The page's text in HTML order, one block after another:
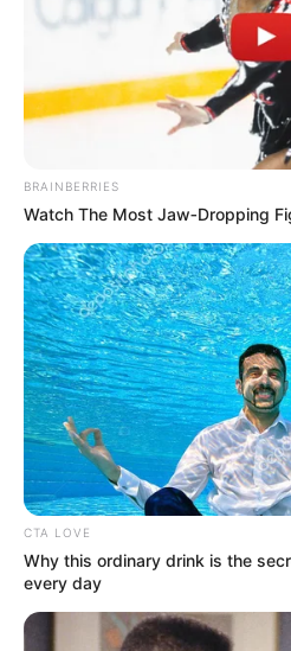
Email address:
Όλα τα κείμενα και οι εικόνες
ΝΙΚΟΛΑΟΣ ΑΝΑΞΙΜΑΝΔΡΟΣ.
αναδημοσίευση και η
γραπτή άδεια του δημιουργού
δικαιώματος. Διαβάστε την
BRAINBERRIES
Watch The Most Jaw‑Dropping
CTA LOVE
Why this ordinary drink is the
every day